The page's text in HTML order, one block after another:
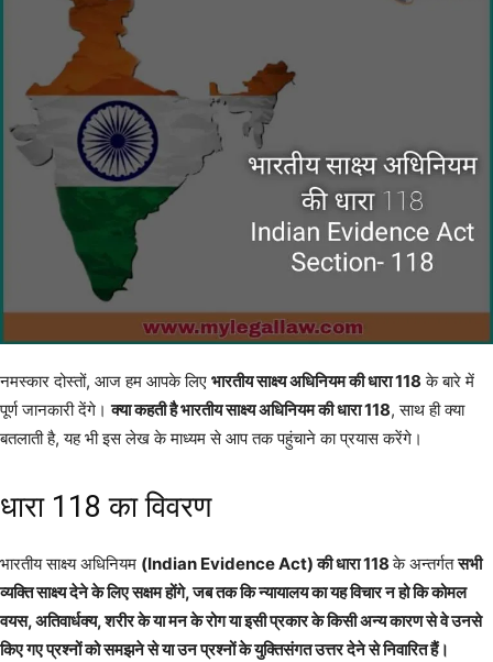
नमस्कार दोस्तों, आज हम आपके लिए भारतीय साक्ष्य अधिनियम की धारा 118 के बारे में
पूर्ण जानकारी देंगे।क्या कहती है भारतीय साक्ष्य अधिनियम की धारा 118, साथ ही क्या
बतलाती है, यह भी इस लेख के माध्यम से आप तक पहुंचाने का प्रयास करेंगे।
धारा 118 का विवरण
भारतीय साक्ष्य अधिनियम (Indian Evidence Act) की धारा 118के अन्तर्गतसभी
व्यक्ति साक्ष्य देने के लिए सक्षम होंगे, जब तक कि न्यायालय का यह विचार न हो कि कोमल
वयस, अतिवार्धक्य, शरीर के या मन के रोग या इसी प्रकार के किसी अन्य कारण से वे उनसे
किए गए प्रश्नों को समझने से या उन प्रश्नों के युक्तिसंगत उत्तर देने से निवारित हैं।